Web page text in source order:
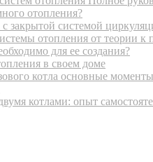
отопления?
закрытой системой
отопления от теории к
для ее создания?
в своем доме
котла основные моменты
котлами: опыт